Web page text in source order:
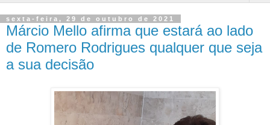
sexta-feira, 29 de outubro de 2021
Márcio Mello afirma que estará ao lado
de Romero Rodrigues qualquer que seja
a sua decisão